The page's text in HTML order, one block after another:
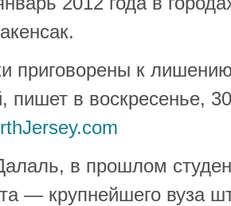
приговорены к
пишет в воскресенье,
в прошлом
— крупнейшего вуза